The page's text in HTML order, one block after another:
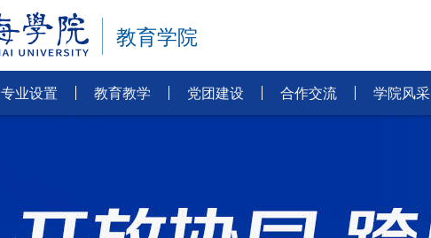
教育学院
专业设置 教育教学 党团建设 合作交流 学院风采